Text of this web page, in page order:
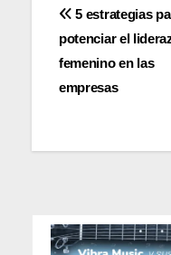
de
entradas
5 estrategias
potenciar el
femenino en las
empresas